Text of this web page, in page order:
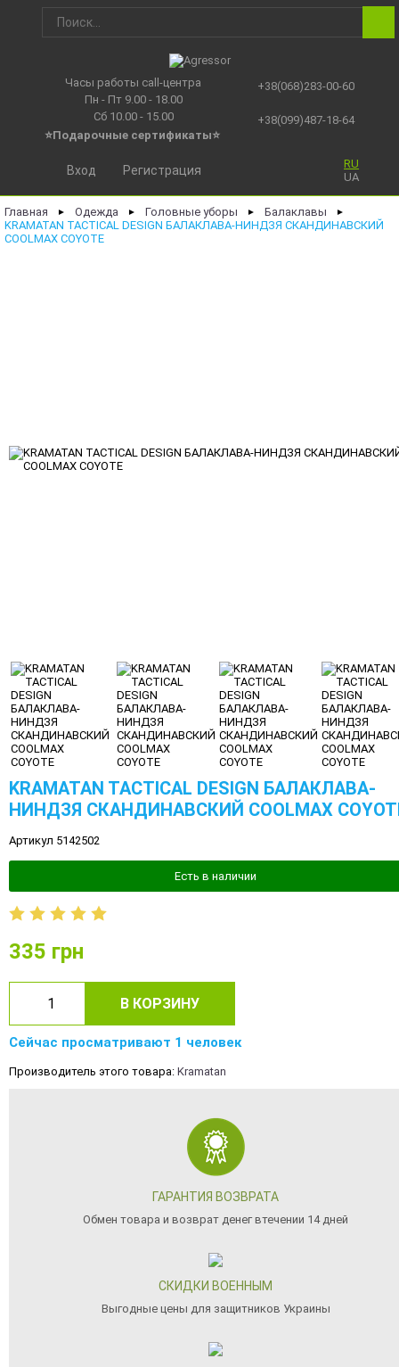
Часы работы call-центра
Пн - Пт 9.00 - 18.00
Сб 10.00 - 15.00
⭐Подарочные сертификаты⭐
+38(068)283-00-60
+38(099)487-18-64
RU
UA
Вход Регистрация
Главная ► Одежда ► Головные уборы ► Балаклавы ►
KRAMATAN TACTICAL DESIGN БАЛАКЛАВА-НИНДЗЯ СКАНДИНАВСКИЙ
COOLMAX COYOTE
KRAMATAN TACTICAL DESIGN БАЛАКЛАВА-
НИНДЗЯ СКАНДИНАВСКИЙ COOLMAX
Артикул 5142502
Есть в наличии
335 грн
В КОРЗИНУ
Сейчас просматривают 1 человек
Производитель этого товара: Kramatan
ГАРАНТИЯ ВОЗВРАТА
Обмен товара и возврат денег втечении 14 дней
СКИДКИ ВОЕННЫМ
Выгодные цены для защитников Украины